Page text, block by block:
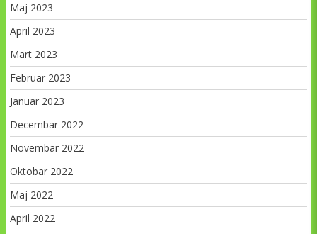
Maj 2023
April 2023
Mart 2023
Februar 2023
Januar 2023
Decembar 2022
Novembar 2022
Oktobar 2022
Maj 2022
April 2022